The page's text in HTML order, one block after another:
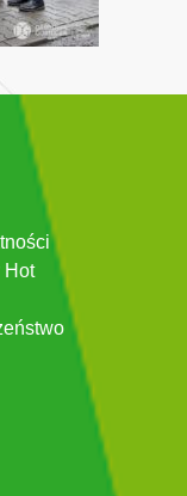
Hot